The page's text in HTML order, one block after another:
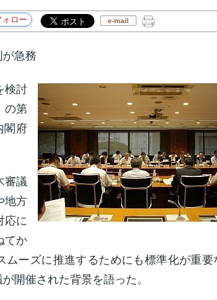
e-mail
急務
検討
の第
閣府
審議
地方
応に
てか
ムーズに推進するためにも標準化が重要
開催された背景を語った。